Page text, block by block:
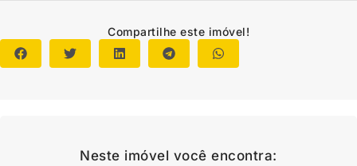
Compartilhe este imóvel!
Neste imóvel você encontra: